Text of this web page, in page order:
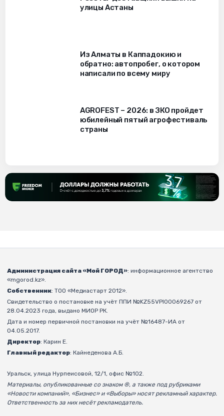
улицы Астаны
Из Алматы в Каппадокию и
обратно: автопробег, о котором
написали по всему миру
AGROFEST – 2026: в ЗКО пройдет
юбилейный пятый агрофестиваль
страны
Администрация сайта «Мой ГОРОД»: информационное агентство
«mgorod.kz».
Собственник: ТОО «Медиастарт 2012».
Свидетельство о постановке на учёт ППИ №KZ55VPI00069267 от
28.04.2023 года, выдано МИОР РК.
Дата и номер первичной постановки на учёт №16487-ИА от
04.05.2017.
Директор: Карин Е.
Главный редактор: Кайнеденова А.Б.
Уральск, улица Нурпеисовой, 12/1, офис №102.
Материалы, опубликованные со знаком ®, а также под рубриками
«Новости компаний», «Бизнес» и «Выборы» носят рекламный характер.
Ответственность за них несёт рекламодатель.